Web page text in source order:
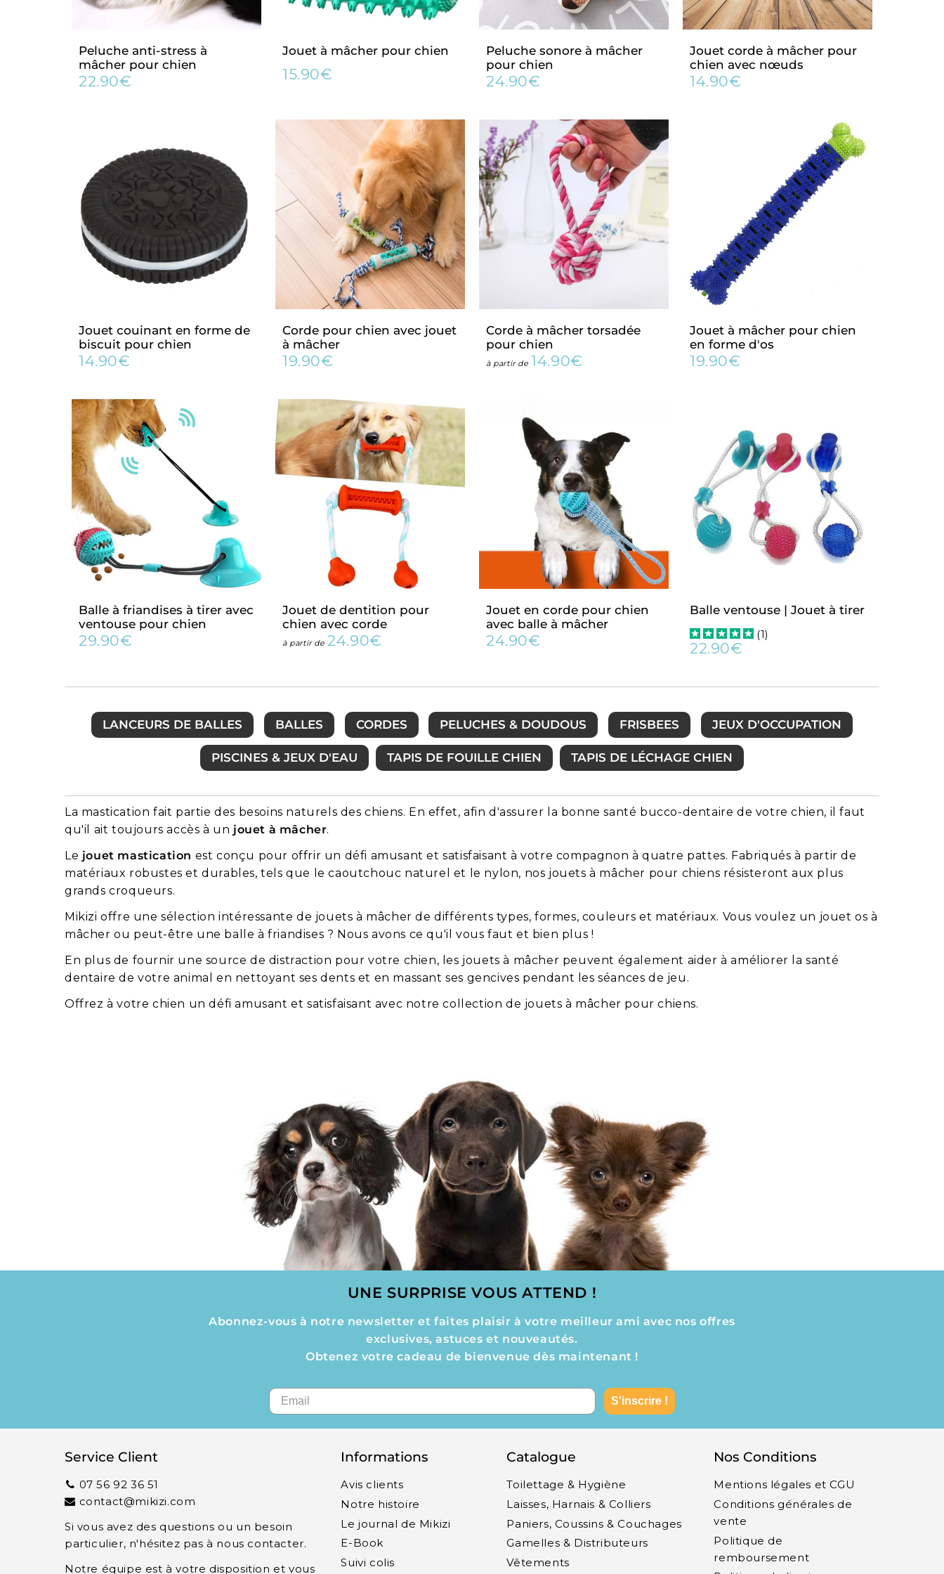
Peluche anti-stress à
mâcher pour chien
Prix
22.90€
Jouet à mâcher pour chien
Prix
15.90€
Peluche sonore à mâcher
pour chien
Prix
24.90€
Jouet corde à mâcher pour
chien avec nœuds
Prix
14.90€
Jouet couinant en forme de
biscuit pour chien
Prix
14.90€
Corde pour chien avec jouet
à mâcher
Prix
19.90€
Corde à mâcher torsadée
pour chien
à partir de Prix
14.90€
Jouet à mâcher pour chien
en forme d'os
Prix
19.90€
Balle à friandises à tirer avec
ventouse pour chien
Prix
29.90€
Jouet de dentition pour
chien avec corde
à partir de Prix
24.90€
Jouet en corde pour chien
avec balle à mâcher
Prix
24.90€
Balle ventouse | Jouet à tirer
(1)
Prix
22.90€
LANCEURS DE BALLES BALLES CORDES PELUCHES & DOUDOUS FRISBEES JEUX D'OCCUPATION
PISCINES & JEUX D'EAU TAPIS DE FOUILLE CHIEN TAPIS DE LÉCHAGE CHIEN
La mastication fait partiedes besoins naturels des chiens. En effet, afin d'assurer la bonne santé bucco-dentaire de votre chien, il faut
qu'il ait toujours accès à un jouet à mâcher.
Le jouet mastication est conçu pour offrir un défi amusant et satisfaisant à votre compagnon à quatre pattes. Fabriqués à partir de
matériaux robustes et durables, tels que le caoutchouc naturel et le nylon, nos jouets à mâcher pour chiens résisteront aux plus
grands croqueurs.
Mikizi offre une sélection intéressante de jouets à mâcher de différents types, formes, couleurs et matériaux. Vous voulez un jouet os à
mâcher ou peut-être une balle à friandises ? Nous avons ce qu'il vous faut et bien plus !
En plus de fournir une source de distraction pour votre chien, les jouets à mâcher peuvent également aider à améliorer la santé
dentaire de votre animal en nettoyant ses dents et en massant ses gencives pendant les séances de jeu.
Offrez à votre chien un défi amusant et satisfaisant avec notre collection de jouets à mâcher pour chiens.
UNE SURPRISE VOUS ATTEND !
Abonnez-vous à notre newsletter et faites plaisir à votre meilleur ami avec nos offres
exclusives, astuces et nouveautés.
Obtenez votre cadeau de bienvenue dès maintenant !
S'inscrire !
Service Client
07 56 92 36 51
contact@mikizi.com
Si vous avez des questions ou un besoin
particulier, n'hésitez pas à nous contacter.
Notre équipe est à votre disposition et vous
Informations
Avis clients
Notre histoire
Le journal de Mikizi
E-Book
Suivi colis
Catalogue
Toilettage & Hygiène
Laisses, Harnais & Colliers
Paniers, Coussins & Couchages
Gamelles & Distributeurs
Vêtements
Nos Conditions
Mentions légales et CGU
Conditions générales de
vente
Politique de
remboursement